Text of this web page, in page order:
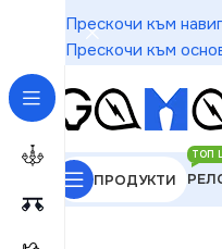
Прескочи към
Прескочи към
ПРОДУКТИ
ТОП
GAMALIGHT»